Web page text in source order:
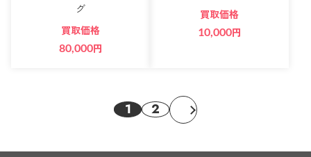
グ
買取価格
80,000円
買取価格
10,000円
1 2